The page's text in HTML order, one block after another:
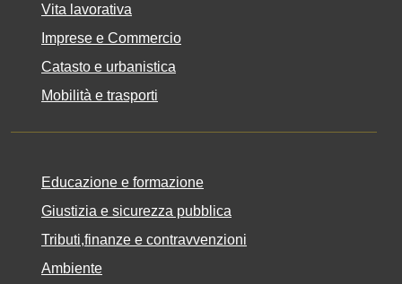
Vita lavorativa
Imprese e Commercio
Catasto e urbanistica
Mobilità e trasporti
Educazione e formazione
Giustizia e sicurezza pubblica
Tributi,finanze e contravvenzioni
Ambiente